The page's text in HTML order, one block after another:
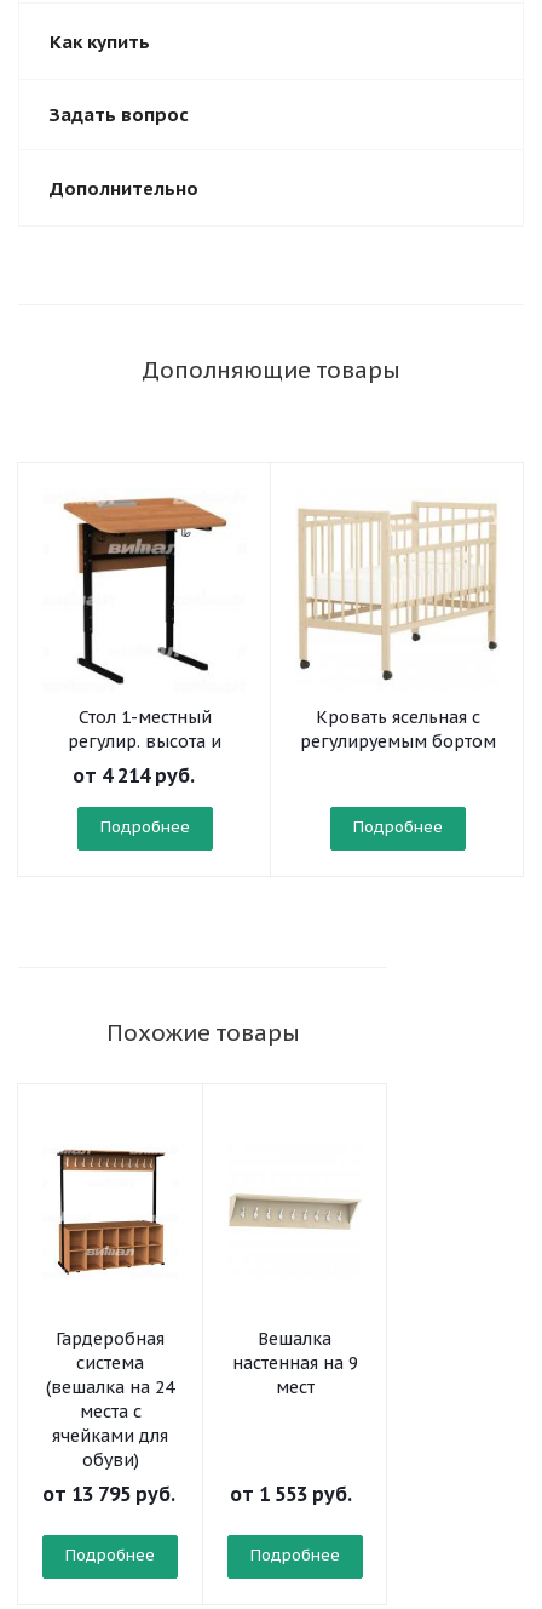
Как купить
Задать вопрос
Дополнительно
Дополняющие товары
Стол 1-местный
регулир. высота и
наклон столешницы 0-
10° на прямоугольной
трубе
от 4 214 руб.
Подробнее
Кровать ясельная с
регулируемым бортом
Подробнее
Похожие товары
Гардеробная
система
(вешалка на 24
места с
ячейками для
обуви)
от 13 795 руб.
Подробнее
Вешалка
настенная на 9
мест
от 1 553 руб.
Подробнее